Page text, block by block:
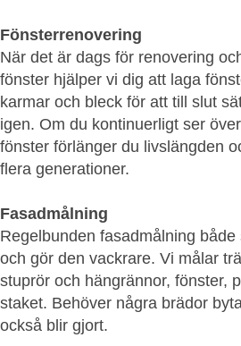
Fönsterrenovering
När det är dags för renovering
fönster hjälper vi dig att laga
karmar och bleck för att till slut
igen. Om du kontinuerligt ser
fönster förlänger du livslängden
flera generationer.
Fasadmålning
Regelbunden fasadmålning
och gör den vackrare. Vi målar
stuprör och hängrännor, fönster,
staket. Behöver några brädor
också blir gjort.